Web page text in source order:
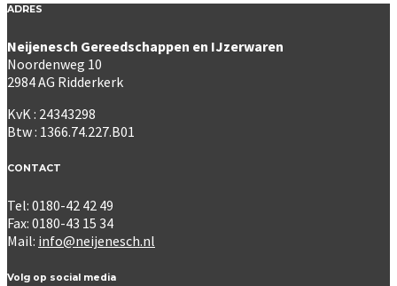
ADRES
Neijenesch Gereedschappen en IJzerwaren
Noordenweg 10
2984 AG Ridderkerk
KvK : 24343298
Btw : 1366.74.227.B01
CONTACT
Tel: 0180-42 42 49
Fax: 0180-43 15 34
Mail: info@neijenesch.nl
Volg op social media